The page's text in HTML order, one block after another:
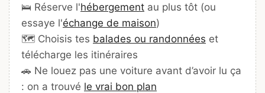
🛌 Réserve l'hébergement au plus tôt (ou
essaye l'échange de maison)
🗺️ Choisis tes balades ou randonnées et
télécharge les itinéraires
🚗 Ne louez pas une voiture avant d’avoir lu ça
: on a trouvé le vrai bon plan